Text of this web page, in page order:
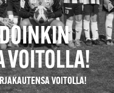
VOITOLLA!
VOITOLLA!